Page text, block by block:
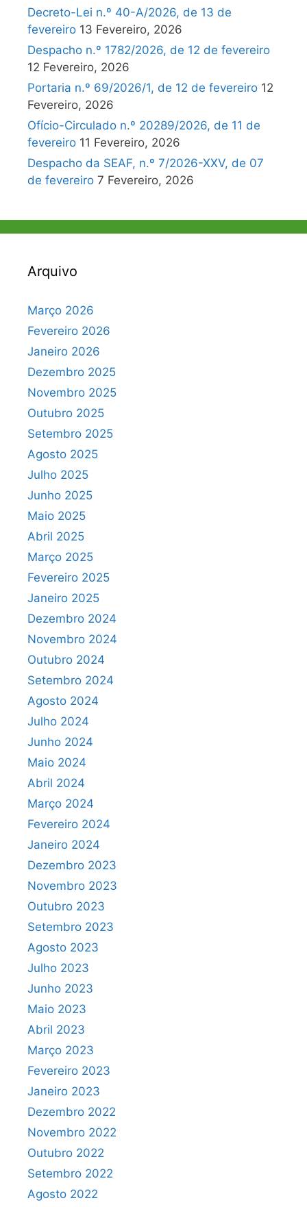
Decreto-Lei n.º 40-A/2026, de 13 de
fevereiro 13 Fevereiro, 2026
Despacho n.º 1782/2026, de 12 de fevereiro
12 Fevereiro, 2026
Portaria n.º 69/2026/1, de 12 de fevereiro 12
Fevereiro, 2026
Ofício-Circulado n.º 20289/2026, de 11 de
fevereiro 11 Fevereiro, 2026
Despacho da SEAF, n.º 7/2026-XXV, de 07
de fevereiro 7 Fevereiro, 2026
Arquivo
Março 2026
Fevereiro 2026
Janeiro 2026
Dezembro 2025
Novembro 2025
Outubro 2025
Setembro 2025
Agosto 2025
Julho 2025
Junho 2025
Maio 2025
Abril 2025
Março 2025
Fevereiro 2025
Janeiro 2025
Dezembro 2024
Novembro 2024
Outubro 2024
Setembro 2024
Agosto 2024
Julho 2024
Junho 2024
Maio 2024
Abril 2024
Março 2024
Fevereiro 2024
Janeiro 2024
Dezembro 2023
Novembro 2023
Outubro 2023
Setembro 2023
Agosto 2023
Julho 2023
Junho 2023
Maio 2023
Abril 2023
Março 2023
Fevereiro 2023
Janeiro 2023
Dezembro 2022
Novembro 2022
Outubro 2022
Setembro 2022
Agosto 2022